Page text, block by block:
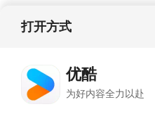
打开方式
优酷
为好内容全力以赴